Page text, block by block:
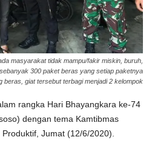
masyarakat tidak mampu/fakir miskin, buruh,
300 paket beras yang setiap paketnya
beras, giat tersebut terbagi menjadi 2 kelompok
rangka Hari Bhayangkara ke-74
dengan tema Kamtibmas
Jumat (12/6/2020).